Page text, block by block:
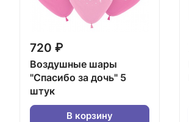
720 ₽
Воздушные шары
"Спасибо за дочь" 5
штук
В корзину